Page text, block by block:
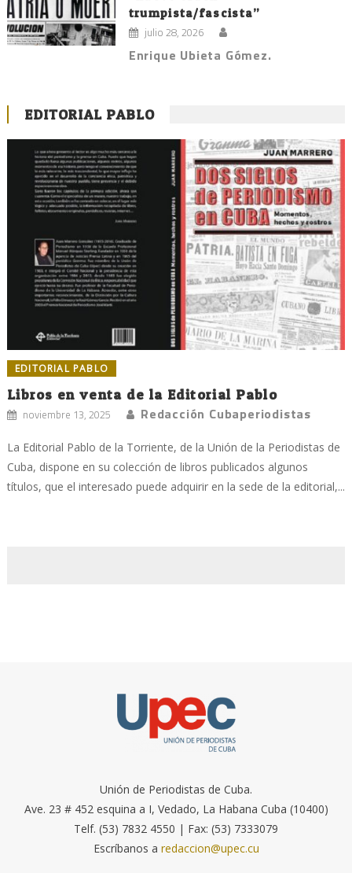
trumpista/fascista”
julio 28, 2026
Enrique Ubieta Gómez.
EDITORIAL PABLO
EDITORIAL PABLO
Libros en venta de la Editorial Pablo
noviembre 13, 2025 Redacción Cubaperiodistas
La Editorial Pablo de la Torriente, de la Unión de la Periodistas de
Cuba, dispone en su colección de libros publicados algunos
títulos, que el interesado puede adquirir en la sede de la editorial,...
Unión de Periodistas de Cuba.
Ave. 23 # 452 esquina a I, Vedado, La Habana Cuba (10400)
Telf. (53) 7832 4550 | Fax: (53) 7333079
Escríbanos a redaccion@upec.cu